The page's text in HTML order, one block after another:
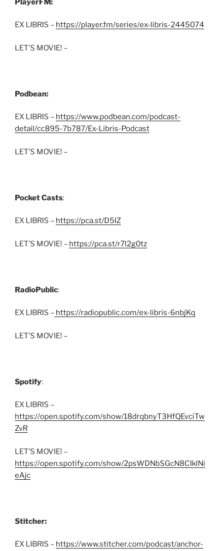
PlayerFM:
EX LIBRIS – https://player.fm/series/ex-libris-2445074
LET’S MOVIE! –
Podbean:
EX LIBRIS – https://www.podbean.com/podcast-
detail/cc895-7b787/Ex-Libris-Podcast
LET’S MOVIE! –
Pocket Casts:
EX LIBRIS – https://pca.st/D5IZ
LET’S MOVIE! – https://pca.st/r7l2g0tz
RadioPublic:
EX LIBRIS – https://radiopublic.com/ex-libris-6nbjKq
LET’S MOVIE! –
Spotify:
EX LIBRIS –
https://open.spotify.com/show/18drqbnyT3HfQEvciTw
ZvR
LET’S MOVIE! –
https://open.spotify.com/show/2psWDNbSGcN8CIklNi
eAjc
Stitcher:
EX LIBRIS – https://www.stitcher.com/podcast/anchor-